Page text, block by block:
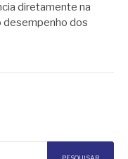
diretamente na
desempenho dos